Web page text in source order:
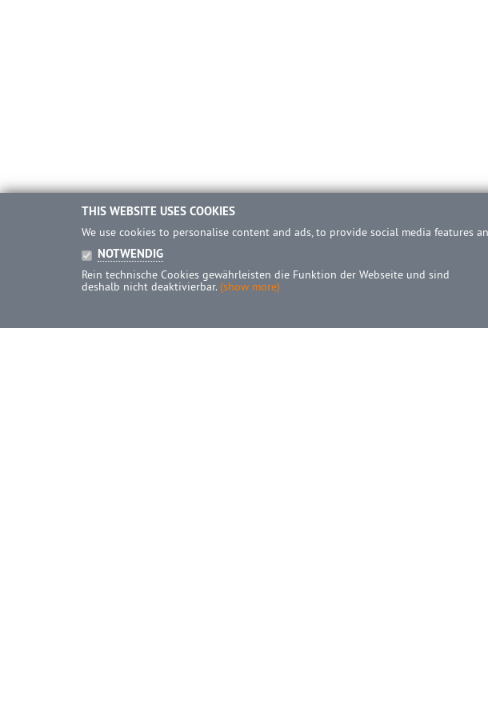
THIS WEBSITE USES COOKIES
We use cookies to personalise content and ads, to provide social media
NOTWENDIG
Rein technische Cookies gewährleisten die Funktion der Webseite und sind
deshalb nicht deaktivierbar. (show more)